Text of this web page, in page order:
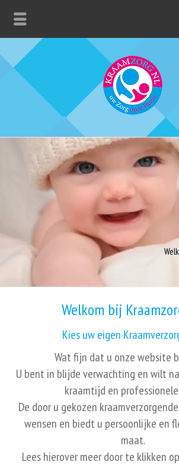
Welkom bij
Kies uw eigen
Wat fijn dat u onze website
U bent in blijde verwachting en wilt
kraamtijd en
De door u gekozen
wensen en biedt u persoonlijke en
maat.
Lees hierover meer door te klikken